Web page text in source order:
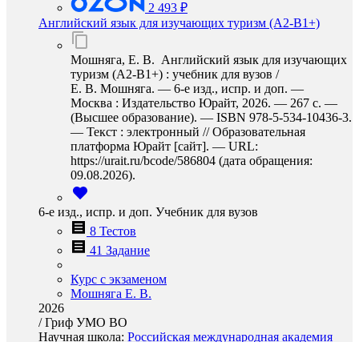
2 493 ₽
Английский язык для изучающих туризм (A2-B1+)
Мошняга, Е. В. Английский язык для изучающих
туризм (A2-B1+) : учебник для вузов /
Е. В. Мошняга. — 6-е изд., испр. и доп. —
Москва : Издательство Юрайт, 2026. — 267 с. —
(Высшее образование). — ISBN 978-5-534-10436-3.
— Текст : электронный // Образовательная
платформа Юрайт [сайт]. — URL:
https://urait.ru/bcode/586804 (дата обращения:
09.08.2026).
6-е изд., испр. и доп. Учебник для вузов
8 Тестов
41 Задание
Курс с экзаменом
Мошняга Е. В.
2026
/Гриф УМО ВО
Научная школа: Российская международная академия